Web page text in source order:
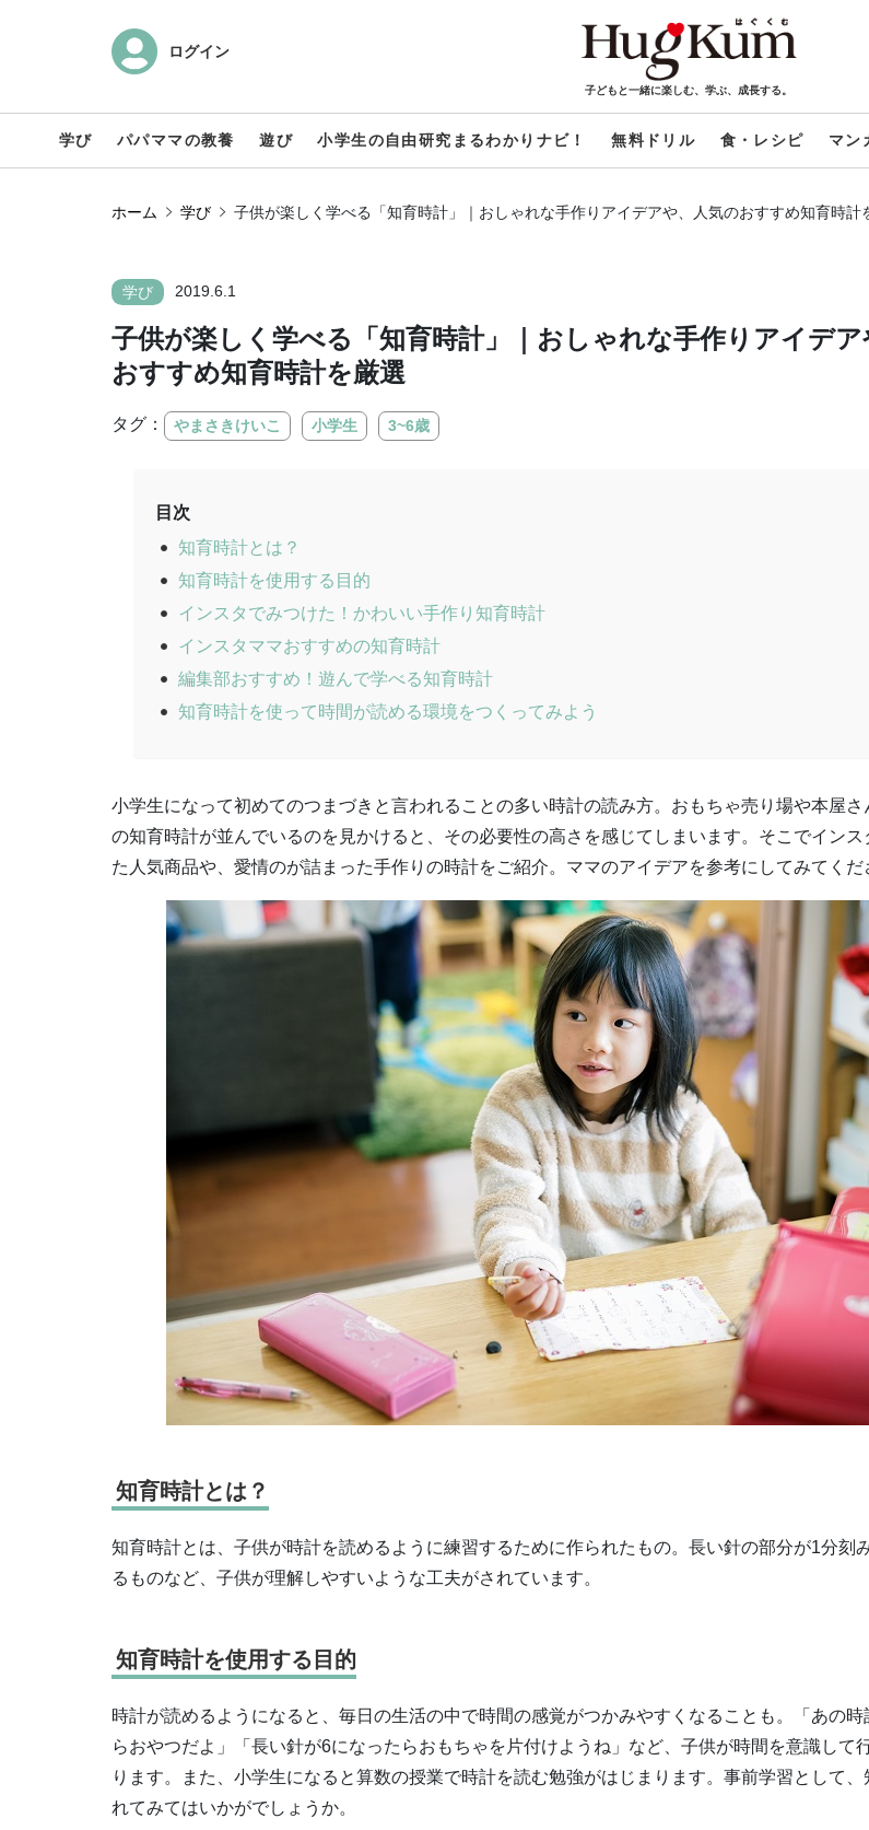
ログイン
子どもと一緒に楽しむ、学ぶ、成長する。
学び パパママの教養 遊び 小学生の自由研究まるわかりナビ！ 無料ドリル 食・レシピ マン
ホーム 学び 子供が楽しく学べる「知育時計」｜おしゃれな手作りアイデアや、人気のおすすめ知育時計
学び 2019.6.1
子供が楽しく学べる「知育時計」｜おしゃれな手作りアイデ
おすすめ知育時計を厳選
タグ： やまさきけいこ 小学生 3~6歳
目次
知育時計とは？
知育時計を使用する目的
インスタでみつけた！かわいい手作り知育時計
インスタママおすすめの知育時計
編集部おすすめ！遊んで学べる知育時計
知育時計を使って時間が読める環境をつくってみよう
小学生になって初めてのつまづきと言われることの多い時計の読み方。おもちゃ売り場や本屋さ
の知育時計が並んでいるのを見かけると、その必要性の高さを感じてしまいます。そこでインス
た人気商品や、愛情のが詰まった手作りの時計をご紹介。ママのアイデアを参考にしてみてくだ
知育時計とは？
知育時計とは、子供が時計を読めるように練習するために作られたもの。長い針の部分が1分刻
るものなど、子供が理解しやすいような工夫がされています。
知育時計を使用する目的
時計が読めるようになると、毎日の生活の中で時間の感覚がつかみやすくなることも。「あの時
らおやつだよ」「長い針が6になったらおもちゃを片付けようね」など、子供が時間を意識して
ります。また、小学生になると算数の授業で時計を読む勉強がはじまります。事前学習として、
れてみてはいかがでしょうか。